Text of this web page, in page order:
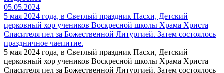
05.05.2024
5 мая 2024 года, в Светлый праздник Пасхи, Детский
церковный хор учеников Воскресной школы Храма Христа
Спасителя пел за Божественной Литургией. Затем состоялось
праздничное чаепитие.
5 мая 2024 года, в Светлый праздник Пасхи, Детский
церковный хор учеников Воскресной школы Храма Христа
Спасителя пел за Божественной Литургией. Затем состоялось